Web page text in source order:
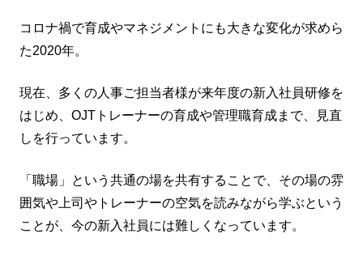
コロナ禍で育成やマネジメントにも大きな変化が求めら
た2020年。
現在、多くの人事ご担当者様が来年度の新入社員研修を
はじめ、OJTトレーナーの育成や管理職育成まで、見直
しを行っています。
「職場」という共通の場を共有することで、その場の雰
囲気や上司やトレーナーの空気を読みながら学ぶという
ことが、今の新入社員には難しくなっています。